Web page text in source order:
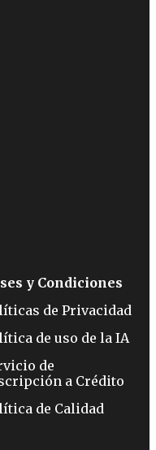
y Condiciones
de Privacidad
de uso de la IA
de
a Crédito
de Calidad